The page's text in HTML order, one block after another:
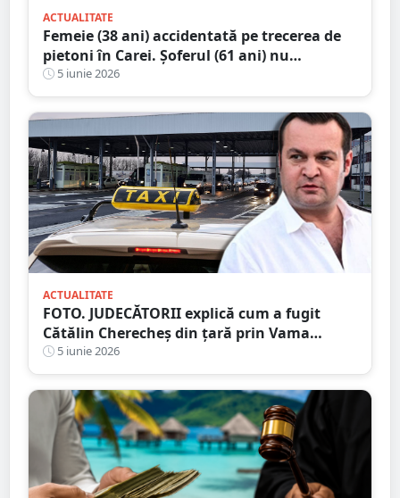
ACTUALITATE
Femeie (38 ani) accidentată pe trecerea de
pietoni în Carei. Șoferul (61 ani) nu
consumase alcool
5 iunie 2026
ACTUALITATE
FOTO. JUDECĂTORII explică cum a fugit
Cătălin Cherecheș din țară prin Vama
Petea. „Plan bine pus la punct, în cele mai
mici detalii”
5 iunie 2026